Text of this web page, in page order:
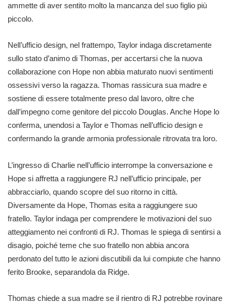
ammette di aver sentito molto la mancanza del suo figlio più
piccolo.
Nell’ufficio design, nel frattempo, Taylor indaga discretamente
sullo stato d’animo di Thomas, per accertarsi che la nuova
collaborazione con Hope non abbia maturato nuovi sentimenti
ossessivi verso la ragazza. Thomas rassicura sua madre e
sostiene di essere totalmente preso dal lavoro, oltre che
dall’impegno come genitore del piccolo Douglas. Anche Hope lo
conferma, unendosi a Taylor e Thomas nell’ufficio design e
confermando la grande armonia professionale ritrovata tra loro.
L’ingresso di Charlie nell’ufficio interrompe la conversazione e
Hope si affretta a raggiungere RJ nell’ufficio principale, per
abbracciarlo, quando scopre del suo ritorno in città.
Diversamente da Hope, Thomas esita a raggiungere suo
fratello. Taylor indaga per comprendere le motivazioni del suo
atteggiamento nei confronti di RJ. Thomas le spiega di sentirsi a
disagio, poiché teme che suo fratello non abbia ancora
perdonato del tutto le azioni discutibili da lui compiute che hanno
ferito Brooke, separandola da Ridge.
Thomas chiede a sua madre se il rientro di RJ potrebbe rovinare